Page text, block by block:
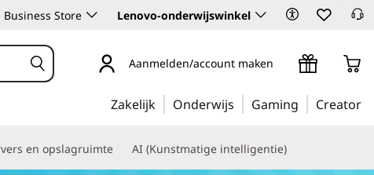
Business Store Lenovo-onderwijswinkel
Aanmelden/account maken
Zakelijk Onderwijs Gaming Creator
en opslagruimte AI (Kunstmatige intelligentie)